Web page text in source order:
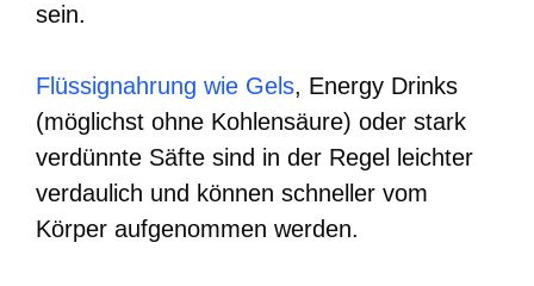
sein.
Flüssignahrung wie Gels, Energy Drinks
(möglichst ohne Kohlensäure) oder stark
verdünnte Säfte sind in der Regel leichter
verdaulich und können schneller vom
Körper aufgenommen werden.